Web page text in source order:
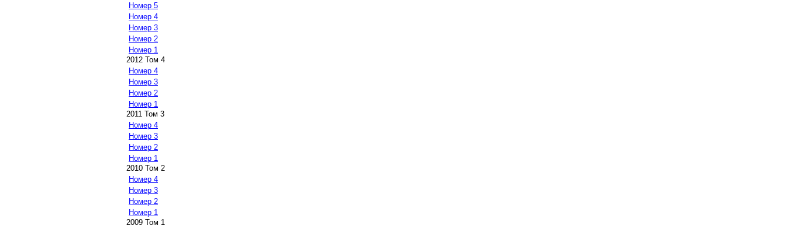
Номер 5
Номер 4
Номер 3
Номер 2
Номер 1
2012 Том 4
Номер 4
Номер 3
Номер 2
Номер 1
2011 Том 3
Номер 4
Номер 3
Номер 2
Номер 1
2010 Том 2
Номер 4
Номер 3
Номер 2
Номер 1
2009 Том 1